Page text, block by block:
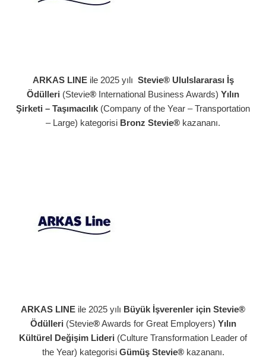
ARKAS LINE ile 2025 yılı Stevie® Ululslararası İş
Ödülleri (Stevie® International Business Awards) Yılın
Şirketi – Taşımacılık (Company of the Year – Transportation
– Large) kategorisi Bronz Stevie® kazananı.
ARKAS LINE ile 2025 yılı Büyük İşverenler için Stevie®
Ödülleri (Stevie®Awards for Great Employers) Yılın
Kültürel Değişim Lideri (Culture Transformation Leader of
the Year) kategorisi Gümüş Stevie® kazananı.